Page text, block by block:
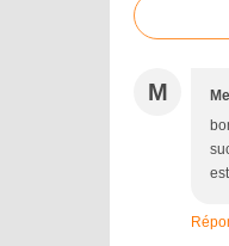
M